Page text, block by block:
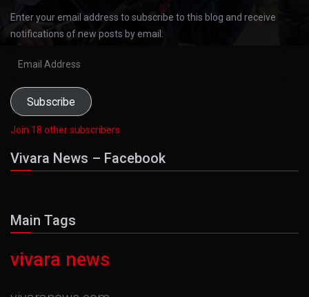
Enter your email address to subscribe to this blog and receive
notifications of new posts by email.
Subscribe
Join 18 other subscribers
Vivara News – Facebook
Main Tags
vivara news